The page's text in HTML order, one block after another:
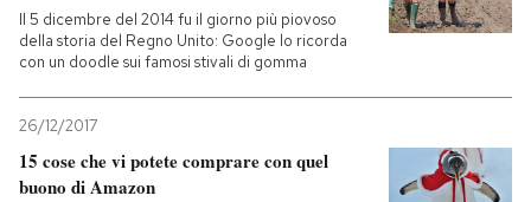
Il 5 dicembre del 2014 fu il giorno più piovoso
della storia del Regno Unito: Google lo ricorda
con un doodle sui famosi stivali di gomma
26/12/2017
15 cose che vi potete comprare con quel
buono di Amazon